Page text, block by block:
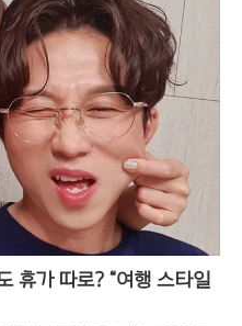
휴가 따로? “여행 스타일